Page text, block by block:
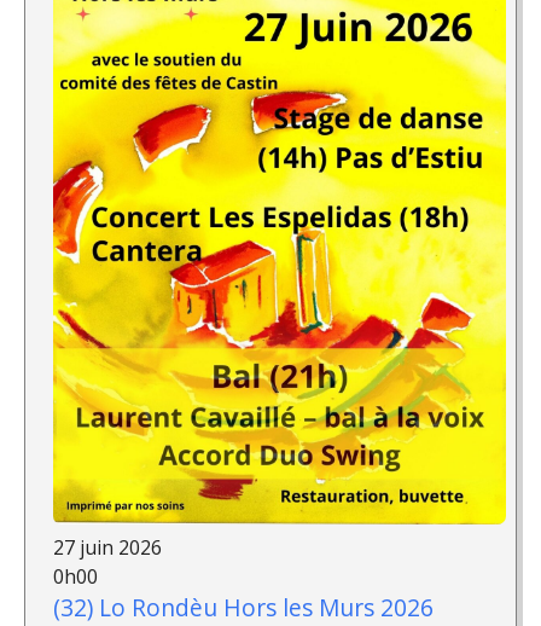
27 juin 2026
0h00
(32) Lo Rondèu Hors les Murs 2026